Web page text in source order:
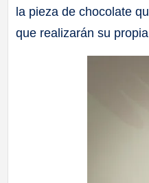
la pieza de chocolate
que realizarán su